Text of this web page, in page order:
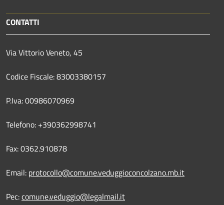
CONTATTI
Via Vittorio Veneto, 45
Codice Fiscale: 83003380157
P.Iva: 00986070969
Telefono: +390362998741
Fax: 0362.910878
Email: protocollo@comune.veduggioconcolzano.mb.it
Pec:comune.veduggio@legalmail.it